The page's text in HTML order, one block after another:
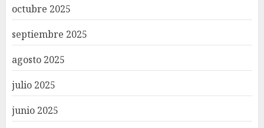
octubre 2025
septiembre 2025
agosto 2025
julio 2025
junio 2025